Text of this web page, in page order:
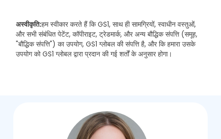
अस्वीकृति:हम स्वीकार करते हैं कि GS1, साथ ही सामग्रियों, स्वाधीन वस्तुओं,
और सभी संबंधित पेटेंट, कॉपीराइट, ट्रेडमार्क, और अन्य बौद्धिक संपत्ति (समूह,
"बौद्धिक संपत्ति") का उपयोग, GS1 ग्लोबल की संपत्ति है, और कि हमारा उसके
उपयोग को GS1 ग्लोबल द्वारा प्रदान की गई शर्तों के अनुसार होगा।